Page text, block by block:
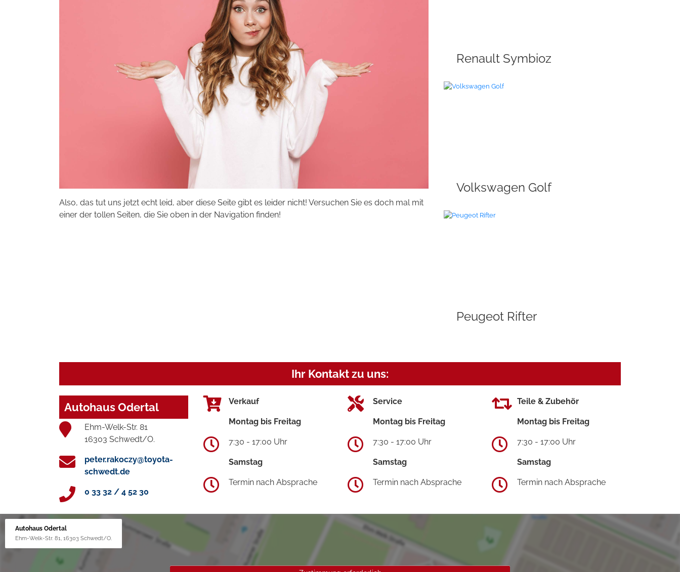
Also, das tut uns jetzt echt leid, aber diese Seite gibt es leider nicht! Versuchen Sie es doch mal mit
einer der tollen Seiten, die Sie oben in der Navigation finden!
Renault Symbioz
Volkswagen Golf
Peugeot Rifter
Ihr Kontakt zu uns:
Autohaus Odertal
Ehm-Welk-Str. 81
16303 Schwedt/O.
peter.rakoczy@toyota-
schwedt.de
0 33 32 / 4 52 30
Verkauf
Montag bis Freitag
7:30 - 17:00 Uhr
Samstag
Termin nach Absprache
Service
Montag bis Freitag
7:30 - 17:00 Uhr
Samstag
Termin nach Absprache
Teile & Zubehör
Montag bis Freitag
7:30 - 17:00 Uhr
Samstag
Termin nach Absprache
Autohaus Odertal
Ehm-Welk-Str. 81, 16303 Schwedt/O.